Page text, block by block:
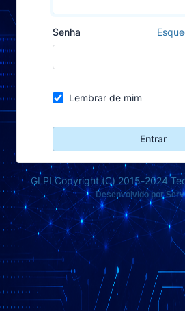
Senha
Lembrar de mim
Entrar
GLPI Copyright (C) 2015-2024
Desenvolvido por